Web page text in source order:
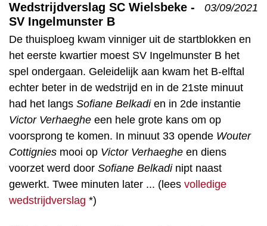
Wedstrijdverslag SC Wielsbeke -
SV Ingelmunster B
03/09/2021
De thuisploeg kwam vinniger uit de startblokken en
het eerste kwartier moest SV Ingelmunster B het
spel ondergaan. Geleidelijk aan kwam het B-elftal
echter beter in de wedstrijd en in de 21ste minuut
had het langs Sofiane Belkadien in 2de instantie
Victor Verhaeghe een hele grote kans om op
voorsprong te komen. In minuut 33 opende Wouter
Cottignies mooi op Victor Verhaeghe en diens
voorzet werd door Sofiane Belkadinipt naast
gewerkt. Twee minuten later ... (lees volledige
wedstrijdverslag *)